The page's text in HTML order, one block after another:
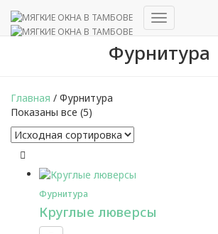
Переключить
Фурнитура
Главная / Фурнитура
Показаны все (5)
Фурнитура
Круглые люверсы